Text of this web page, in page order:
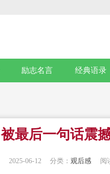
励志名言 经典语录
被最后一句话震
2025-06-12 分类：观后感 阅